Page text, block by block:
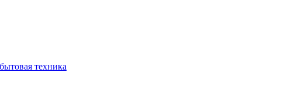
техника